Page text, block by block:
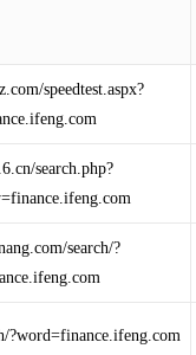
speedtest.aspx?
search.php?
search/?
?word=finance.ifeng.com